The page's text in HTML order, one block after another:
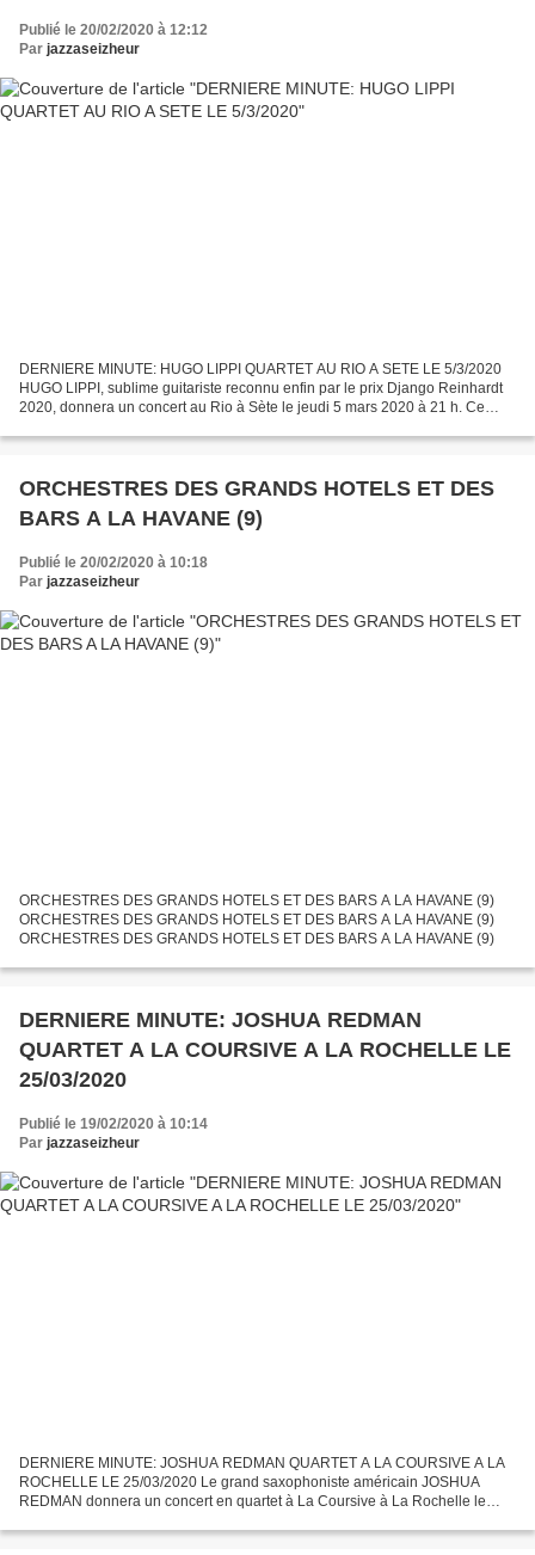
Publié le 20/02/2020 à 12:12
Par jazzaseizheur
DERNIERE MINUTE: HUGO LIPPI QUARTET AU RIO A SETE LE 5/3/2020
HUGO LIPPI, sublime guitariste reconnu enfin par le prix Django Reinhardt
2020, donnera un concert au Rio à Sète le jeudi 5 mars 2020 à 21 h. Ce
ORCHESTRES DES GRANDS HOTELS ET DES
BARS A LA HAVANE (9)
Publié le 20/02/2020 à 10:18
Par jazzaseizheur
ORCHESTRES DES GRANDS HOTELS ET DES BARS A LA HAVANE (9)
ORCHESTRES DES GRANDS HOTELS ET DES BARS A LA HAVANE (9)
ORCHESTRES DES GRANDS HOTELS ET DES BARS A LA HAVANE (9)
DERNIERE MINUTE: JOSHUA REDMAN
QUARTET A LA COURSIVE A LA ROCHELLE LE
25/03/2020
Publié le 19/02/2020 à 10:14
Par jazzaseizheur
DERNIERE MINUTE: JOSHUA REDMAN QUARTET A LA COURSIVE A LA
ROCHELLE LE 25/03/2020 Le grand saxophoniste américain JOSHUA
REDMAN donnera un concert en quartet à La Coursive à La Rochelle le